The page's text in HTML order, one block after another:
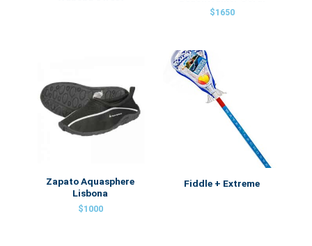
$1650
Zapato Aquasphere
Lisbona
$1000
Fiddle + Extreme